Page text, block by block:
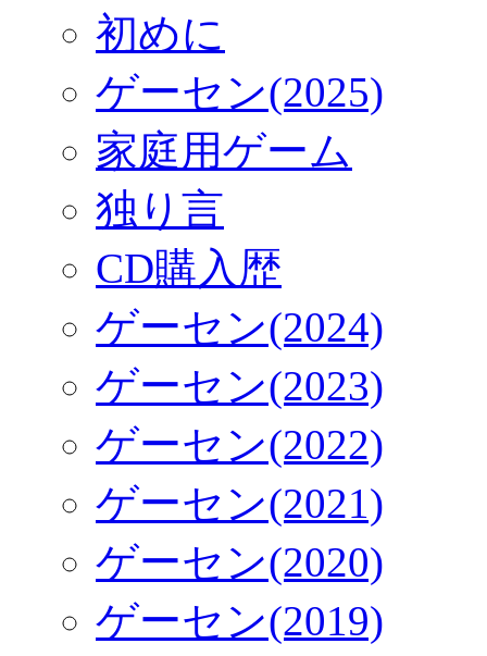
初めに
ゲーセン(2025)
家庭用ゲーム
独り言
CD購入歴
ゲーセン(2024)
ゲーセン(2023)
ゲーセン(2022)
ゲーセン(2021)
ゲーセン(2020)
ゲーセン(2019)